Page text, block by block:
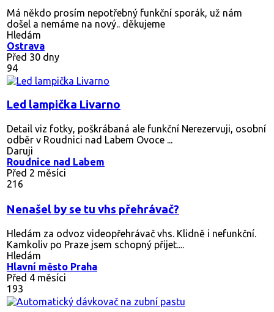
Má někdo prosím nepotřebný funkční sporák, už nám
došel a nemáme na nový.. děkujeme
Hledám
Ostrava
Před 30 dny
94
Led lampička Livarno
Detail viz fotky, poškrábaná ale funkční Nerezervuji, osobní
odběr v Roudnici nad Labem Ovoce ...
Daruji
Roudnice nad Labem
Před 2 měsíci
216
Nenašel by se tu vhs přehrávač?
Hledám za odvoz videopřehrávač vhs. Klidně i nefunkční.
Kamkoliv po Praze jsem schopný přijet....
Hledám
Hlavní město Praha
Před 4 měsíci
193